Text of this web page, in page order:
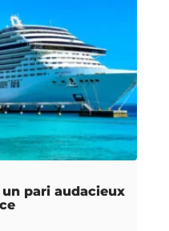
pari audacieux